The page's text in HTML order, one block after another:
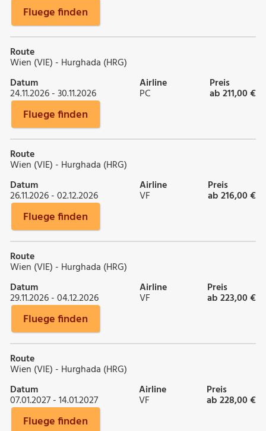
Fluege finden
Route
Wien (VIE) - Hurghada (HRG)
Datum
24.11.2026 - 30.11.2026
Airline
PC
Preis
ab 211,00 €
Fluege finden
Route
Wien (VIE) - Hurghada (HRG)
Datum
26.11.2026 - 02.12.2026
Airline
VF
Preis
ab 216,00 €
Fluege finden
Route
Wien (VIE) - Hurghada (HRG)
Datum
29.11.2026 - 04.12.2026
Airline
VF
Preis
ab 223,00 €
Fluege finden
Route
Wien (VIE) - Hurghada (HRG)
Datum
07.01.2027 - 14.01.2027
Airline
VF
Preis
ab 228,00 €
Fluege finden